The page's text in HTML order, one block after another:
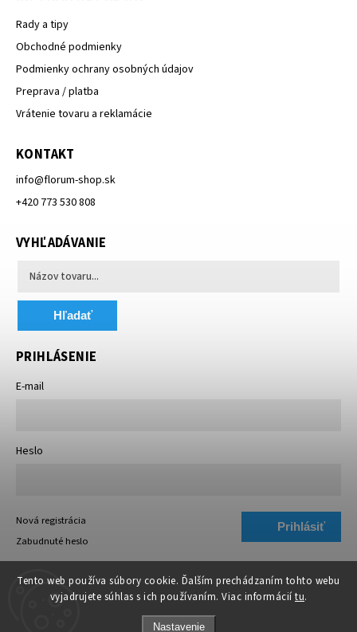
Tento web používa súbory cookie. Ďalším prechádzaním tohto webu
vyjadrujete súhlas s ich používaním. Viac informácií tu.
Nastavenie
Rady a tipy
Obchodné podmienky
Podmienky ochrany osobných údajov
Preprava / platba
Vrátenie tovaru a reklamácie
KONTAKT
info@florum-shop.sk
+420 773 530 808
VYHĽADÁVANIE
Hľadať
PRIHLÁSENIE
E-mail
Heslo
Prihlásiť
Nová registrácia
Zabudnuté heslo